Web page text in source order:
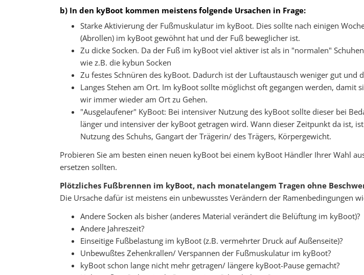
b) In den kyBoot kommen meistens folgende Ursachen in Frage:
Starke Aktivierung der Fußmuskulatur im kyBoot. Dies sollte nach einigen
(Abrollen) im kyBoot gewöhnt hat und der Fuß beweglicher ist.
Zu dicke Socken. Da der Fuß im kyBoot viel aktiver ist als in "normalen"
wie z.B. die kybun Socken
Zu festes Schnüren des kyBoot. Dadurch ist der Luftaustausch weniger gut und
Langes Stehen am Ort. Im kyBoot sollte möglichst oft gegangen werden, damit
wir immer wieder am Ort zu Gehen.
"Ausgelaufener" KyBoot: Bei intensiver Nutzung des kyBoot sollte dieser bei
länger und intensiver der kyBoot getragen wird. Wann dieser Zeitpunkt da ist,
Nutzung des Schuhs, Gangart der Trägerin/ des Trägers, Körpergewicht.
Probieren Sie am besten einen neuen kyBoot bei einem kyBoot Händler Ihrer Wahl
ersetzen sollten.
Plötzliches Fußbrennen im kyBoot, nach monatelangem Tragen ohne
Die Ursache dafür ist meistens ein unbewusstes Verändern der Ramenbedingungen
Andere Socken als bisher (anderes Material verändert die Belüftung im kyBoot)?
Andere Jahreszeit?
Einseitige Fußbelastung im kyBoot (z.B. vermehrter Druck auf Außenseite)?
Unbewußtes Zehenkrallen/ Verspannen der Fußmuskulatur im kyBoot?
kyBoot schon lange nicht mehr getragen/ längere kyBoot-Pause gemacht?